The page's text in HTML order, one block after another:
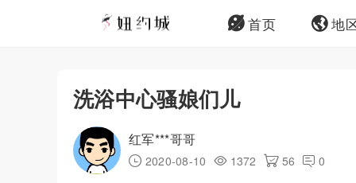
首页 地
洗浴中心骚娘们儿
红军***哥哥
2020-08-10 1372 56 0